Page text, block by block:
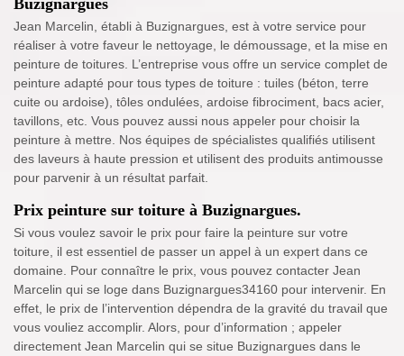
Jean Marcelin, établi à Buzignargues, est à votre service pour
réaliser à votre faveur le nettoyage, le démoussage, et la mise en
peinture de toitures. L’entreprise vous offre un service complet de
peinture adapté pour tous types de toiture : tuiles (béton, terre
cuite ou ardoise), tôles ondulées, ardoise fibrociment, bacs acier,
tavillons, etc. Vous pouvez aussi nous appeler pour choisir la
peinture à mettre. Nos équipes de spécialistes qualifiés utilisent
des laveurs à haute pression et utilisent des produits antimousse
pour parvenir à un résultat parfait.
Prix peinture sur toiture à Buzignargues.
Si vous voulez savoir le prix pour faire la peinture sur votre
toiture, il est essentiel de passer un appel à un expert dans ce
domaine. Pour connaître le prix, vous pouvez contacter Jean
Marcelin qui se loge dans Buzignargues34160 pour intervenir. En
effet, le prix de l’intervention dépendra de la gravité du travail que
vous vouliez accomplir. Alors, pour d’information ; appeler
directement Jean Marcelin qui se situe Buzignargues dans le